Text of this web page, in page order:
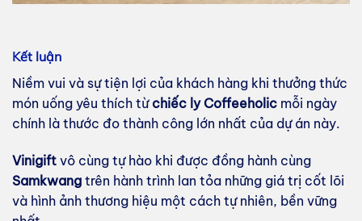
Kết luận
Niềm vui và sự tiện lợi của khách hàng khi thưởng thức
món uống yêu thích từ chiếc ly Coffeeholic mỗi ngày
chính là thước đo thành công lớn nhất của dự án này.
Vinigift vô cùng tự hào khi được đồng hành cùng
Samkwang trên hành trình lan tỏa những giá trị cốt lõi
và hình ảnh thương hiệu một cách tự nhiên, bền vững